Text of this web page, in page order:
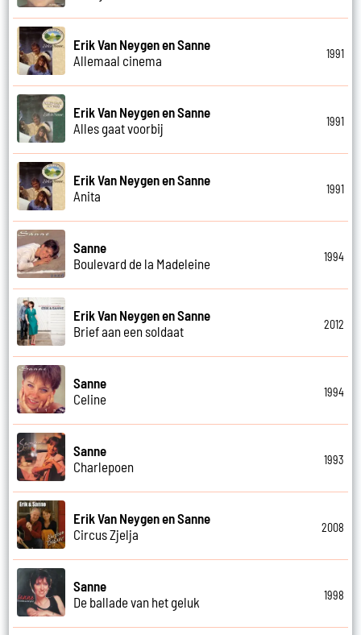
Erik Van Neygen en Sanne
Allemaal cinema
1991
Erik Van Neygen en Sanne
Alles gaat voorbij
1991
Erik Van Neygen en Sanne
Anita
1991
Sanne
Boulevard de la Madeleine
1994
Erik Van Neygen en Sanne
Brief aan een soldaat
2012
Sanne
Celine
1994
Sanne
Charlepoen
1993
Erik Van Neygen en Sanne
Circus Zjelja
2008
Sanne
De ballade van het geluk
1998